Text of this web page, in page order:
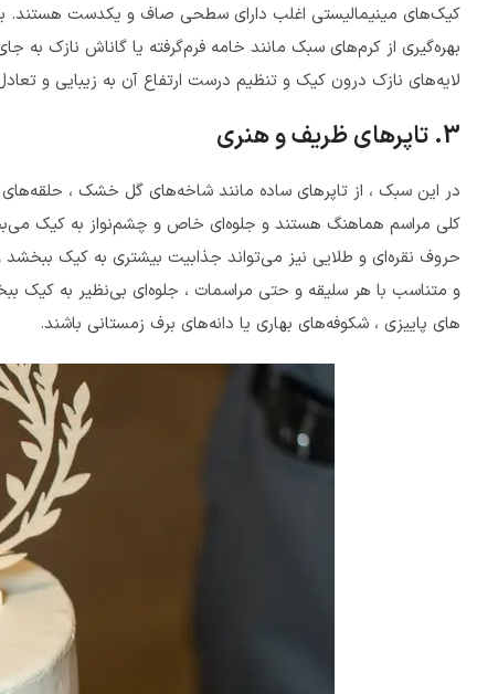
کیک‌های مینیمالیستی اغلب دارای سطحی صاف و یکدست هستند.
بهره‌گیری از کرم‌های سبک مانند خامه فرم‌گرفته یا گاناش نازک
لایه‌های نازک درون کیک و تنظیم درست ارتفاع آن به زیبایی و
3. تاپرهای ظریف و هنری
در این سبک ، از تاپرهای ساده مانند شاخه‌های گل خشک ،
کلی مراسم هماهنگ هستند و جلوه‌ای خاص و چشم‌نواز به کیک
حروف نقره‌ای و طلایی نیز می‌تواند جذابیت بیشتری به کیک
و متناسب با هر سلیقه و حتی مراسمات ، جلوه‌ای بی‌نظیر به کیک
های پاییزی ، شکوفه‌های بهاری یا دانه‌های برف زمستانی باشند.